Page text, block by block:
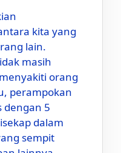
kita yang
lain.
masih
orang
perampokan
dengan 5
dalam
sempit